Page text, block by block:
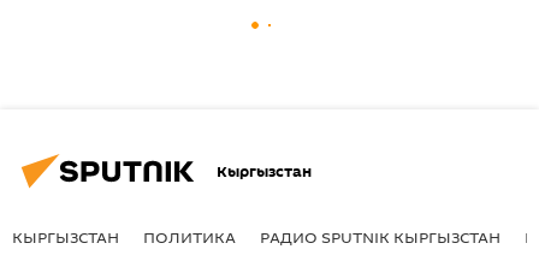
Кыргызстан
КЫРГЫЗСТАН ПОЛИТИКА РАДИО SPUTNIK КЫРГЫЗСТАН